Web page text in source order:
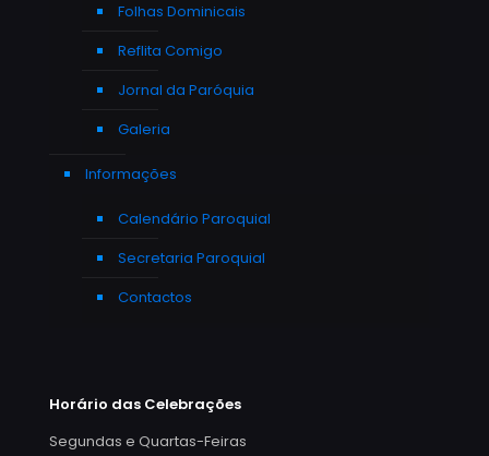
Folhas Dominicais
Reflita Comigo
Jornal da Paróquia
Galeria
Informações
Calendário Paroquial
Secretaria Paroquial
Contactos
Horário das Celebrações
Segundas e Quartas-Feiras